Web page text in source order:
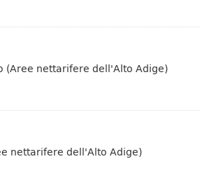
(Aree nettarifere dell'Alto Adige)
nettarifere dell'Alto Adige)